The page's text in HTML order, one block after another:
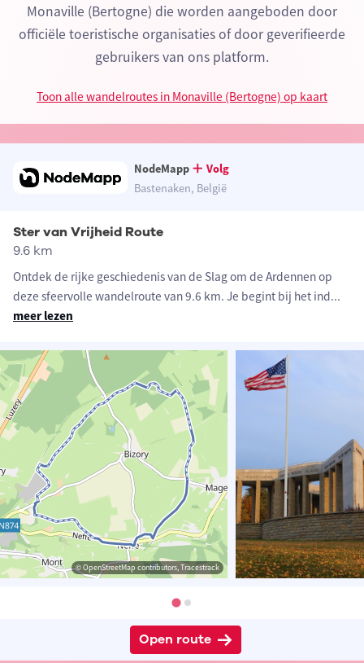
Monaville (Bertogne) die worden aangeboden door
officiële toeristische organisaties of door geverifieerde
gebruikers van ons platform.
Toon alle wandelroutes in Monaville (Bertogne) op kaart
NodeMapp
Volg
Bastenaken, België
Ster van Vrijheid Route
9.6 km
Ontdek de rijke geschiedenis van de Slag om de Ardennen op
deze sfeervolle wandelroute van 9.6 km. Je begint bij het ind...
meer lezen
© OpenStreetMap contributors, Tracestrack
Open route